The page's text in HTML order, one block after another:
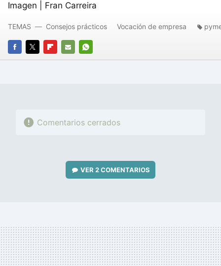
Imagen | Fran Carreira
FACEBOOK
TWITTERFLIPBOARD
E-
WHATSAPP
TEMAS Consejos prácticos Vocación de empresa
Comentarios cerrados
VER2 COMENTARIOS